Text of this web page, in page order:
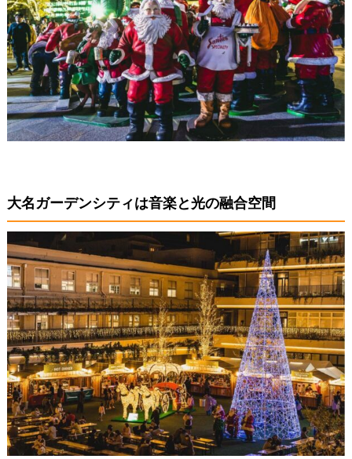
大名ガーデンシティは音楽と光の融合空間